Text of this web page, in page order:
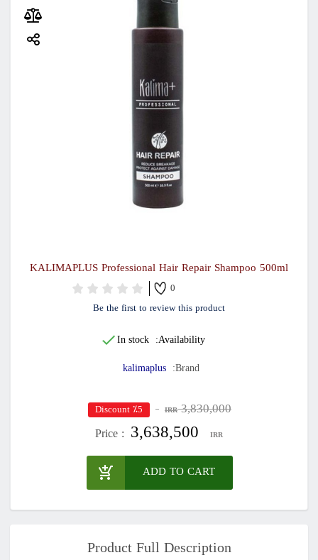
KALIMAPLUS Professional Hair Repair Shampoo 500ml
0
Be the first to review this product
Availability:
In stock
Brand:
kalimaplus
3,830,000
IRR ٪5 Discount
Price : 3,638,500 IRR
ADD TO CART
Product Full Description